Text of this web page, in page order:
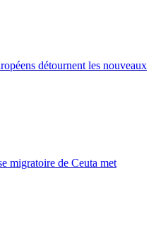
détournent les nouveaux
migratoire de Ceuta met